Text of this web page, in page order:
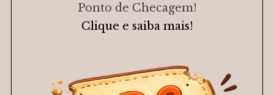
Ponto de Checagem!
Clique e saiba mais!